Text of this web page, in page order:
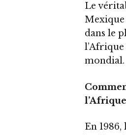
Le
Mexique
dans le
mondial.
l’Afrique
En